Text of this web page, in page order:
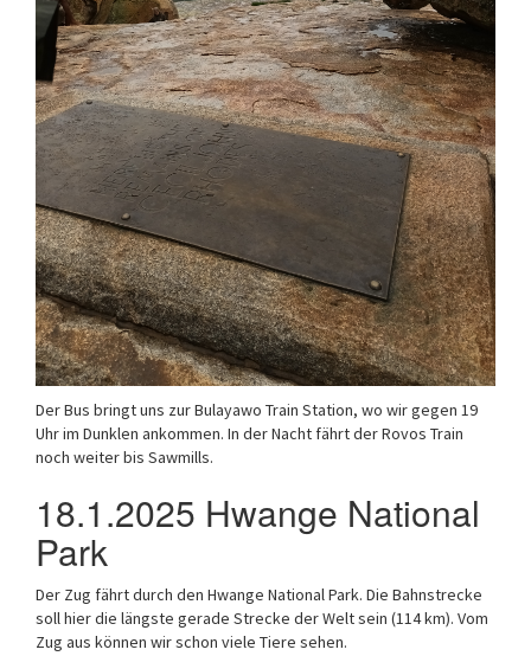
Der Bus bringt uns zur Bulayawo Train Station, wo wir gegen 19
Uhr im Dunklen ankommen. In der Nacht fährt der Rovos Train
noch weiter bis Sawmills.
18.1.2025 Hwange National
Park
Der Zug fährt durch den Hwange National Park. Die Bahnstrecke
soll hier die längste gerade Strecke der Welt sein (114 km). Vom
Zug aus können wir schon viele Tiere sehen.